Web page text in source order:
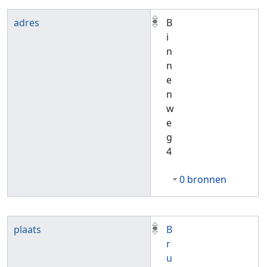
adres
B
i
n
n
e
n
w
e
g
4
0 bronnen
plaats
B
r
u